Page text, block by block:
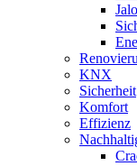
KNX
Sicherheit
Komfort
Effizienz